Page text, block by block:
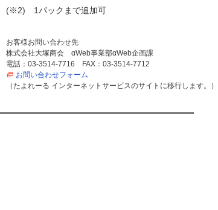
(※2) 1パックまで追加可
お客様お問い合わせ先
株式会社大塚商会 αWeb事業部αWeb企画課
電話：03-3514-7716 FAX：03-3514-7712
お問い合わせフォーム
（たよれーる インターネットサービスのサイトに移行します。）